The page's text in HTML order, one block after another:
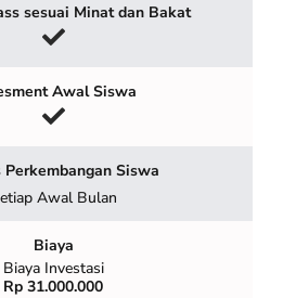
sesuai Minat dan Bakat
Awal Siswa
Perkembangan Siswa
Awal Bulan
Biaya
Biaya Investasi
Rp 31.000.000